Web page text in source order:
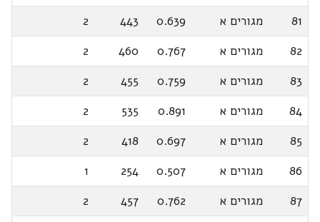
81
מגורים א 0.639
443
2
82
מגורים א 0.767
460
2
83
מגורים א 0.759
455
2
84
מגורים א 0.891
535
2
85
מגורים א 0.697
418
2
86
מגורים א 0.507
254
1
87
מגורים א 0.762
457
2